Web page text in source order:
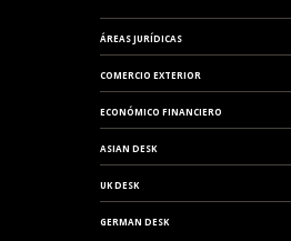
ÁREAS JURÍDICAS
COMERCIO EXTERIOR
ECONÓMICO FINANCIERO
ASIAN DESK
UK DESK
GERMAN DESK